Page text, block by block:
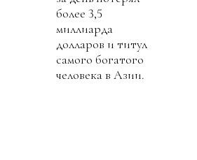
более 3,5
миллиарда
долларов и титул
самого богатого
человека в Азии.